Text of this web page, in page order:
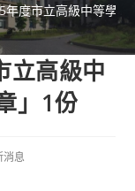
年度市立高級中等學
立高級中
」1份
消息